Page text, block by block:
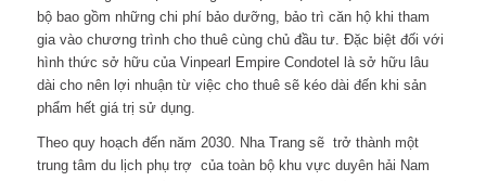
bộ bao gồm những chi phí bảo dưỡng, bảo trì căn hộ khi tham
gia vào chương trình cho thuê cùng chủ đầu tư. Đặc biệt đối với
hình thức sở hữu của Vinpearl Empire Condotel là sở hữu lâu
dài cho nên lợi nhuận từ việc cho thuê sẽ kéo dài đến khi sản
phẩm hết giá trị sử dụng.
Theo quy hoạch đến năm 2030. Nha Trang sẽ trở thành một
trung tâm du lịch phụ trợ của toàn bộ khu vực duyên hải Nam